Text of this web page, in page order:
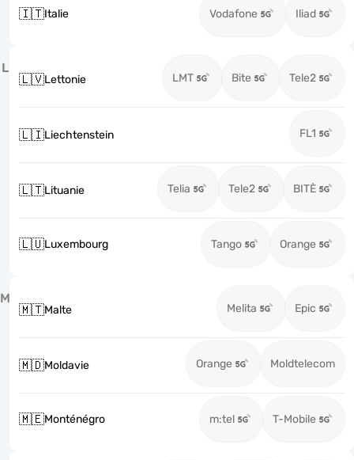
🇮🇹Italie Vodafone Iliad
L
🇱🇻Lettonie LMT Bite Tele2
🇱🇮Liechtenstein FL1
🇱🇹Lituanie Telia Tele2 BITĖ
🇱🇺Luxembourg Tango Orange
M
🇲🇹Malte Melita Epic
🇲🇩Moldavie Orange Moldtelecom
🇲🇪Monténégro m:tel T-Mobile